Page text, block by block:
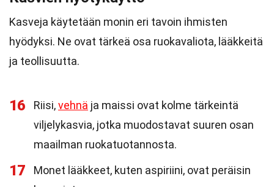
Kasveja käytetään monin eri tavoin ihmisten
hyödyksi. Ne ovat tärkeä osa ruokavaliota, lääkkeitä
ja teollisuutta.
16 Riisi,vehnä ja maissi ovat kolme tärkeintä
viljelykasvia, jotka muodostavat suuren osan
maailman ruokatuotannosta.
17
Monet lääkkeet, kuten aspiriini, ovat peräisin